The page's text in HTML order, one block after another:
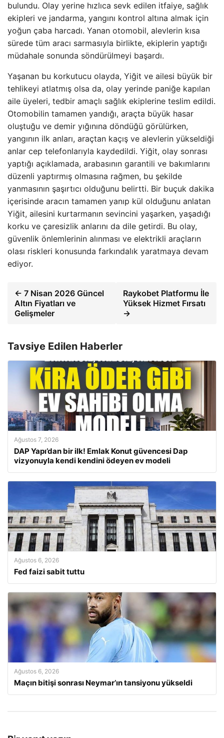
bulundu. Olay yerine hızlıca sevk edilen itfaiye, sağlık
ekipleri ve jandarma, yangını kontrol altına almak için
yoğun çaba harcadı. Yanan otomobil, alevlerin kısa
sürede tüm aracı sarmasıyla birlikte, ekiplerin yaptığı
müdahale sonunda söndürülmeyi başardı.
Yaşanan bu korkutucu olayda, Yiğit ve ailesi büyük bir
tehlikeyi atlatmış olsa da, olay yerinde paniğe kapılan
aile üyeleri, tedbir amaçlı sağlık ekiplerine teslim edildi.
Otomobilin tamamen yandığı, araçta büyük hasar
oluştuğu ve demir yığınına döndüğü görülürken,
yangının ilk anları, araçtan kaçış ve alevlerin yükseldiği
anlar cep telefonlarıyla kaydedildi. Yiğit, olay sonrası
yaptığı açıklamada, arabasının garantili ve bakımlarını
düzenli yaptırmış olmasına rağmen, bu şekilde
yanmasının şaşırtıcı olduğunu belirtti. Bir buçuk dakika
içerisinde aracın tamamen yanıp kül olduğunu anlatan
Yiğit, ailesini kurtarmanın sevincini yaşarken, yaşadığı
korku ve çaresizlik anlarını da dile getirdi. Bu olay,
güvenlik önlemlerinin alınması ve elektrikli araçların
olası riskleri konusunda farkındalık yaratmaya devam
ediyor.
← 7 Nisan 2026 Güncel
Altın Fiyatları ve
Gelişmeler
Raykobet Platformu İle
Yüksek Hizmet Fırsatı
→
Tavsiye Edilen Haberler
Ağustos 7, 2026
DAP Yapı’dan bir ilk! Emlak Konut güvencesi Dap
vizyonuyla kendi kendini ödeyen ev modeli
Ağustos 6, 2026
Fed faizi sabit tuttu
Ağustos 6, 2026
Maçın bitişi sonrası Neymar’ın tansiyonu yükseldi